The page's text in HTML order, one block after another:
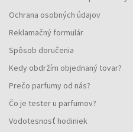
Ochrana osobných údajov
Reklamačný formulár
Spôsob doručenia
Kedy obdržím objednaný tovar?
Prečo parfumy od nás?
Čo je tester u parfumov?
Vodotesnosť hodiniek